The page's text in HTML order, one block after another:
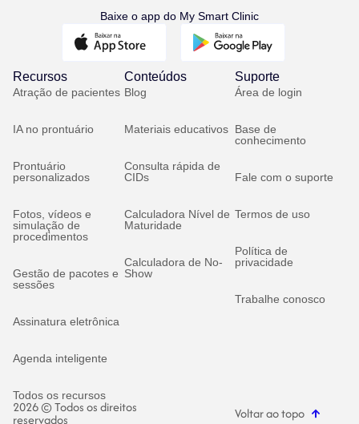
Baixe o app do My Smart Clinic
Recursos
Atração de pacientes
IA no prontuário
Prontuário
personalizados
Fotos, vídeos e
simulação de
procedimentos
Gestão de pacotes e
sessões
Assinatura eletrônica
Agenda inteligente
Todos os recursos
Conteúdos
Blog
Materiais educativos
Consulta rápida de
CIDs
Calculadora Nível de
Maturidade
Calculadora de No-
Show
Suporte
Área de login
Base de
conhecimento
Fale com o suporte
Termos de uso
Política de
privacidade
Trabalhe conosco
2026 © Todos os direitos
reservados Voltar ao topo